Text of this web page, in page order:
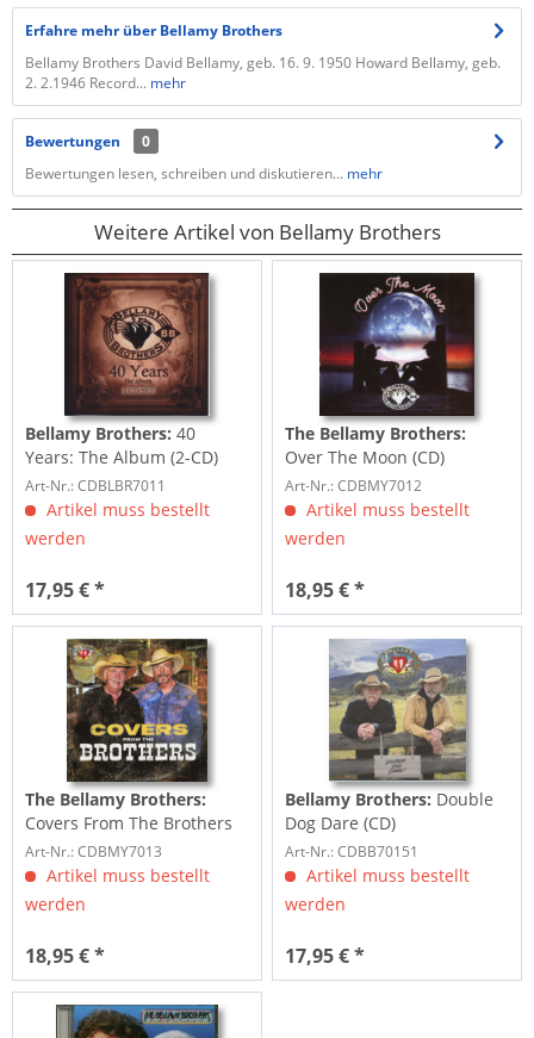
Erfahre mehr über Bellamy Brothers
Bellamy Brothers David Bellamy, geb. 16. 9. 1950 Howard Bellamy, geb.
2. 2.1946 Record... mehr
Bewertungen
0
Bewertungen lesen, schreiben und diskutieren... mehr
Weitere Artikel von Bellamy Brothers
Bellamy Brothers:40
Years: The Album (2-CD)
Art-Nr.: CDBLBR7011
Artikel muss bestellt
werden
17,95 € *
The Bellamy Brothers:
Over The Moon (CD)
Art-Nr.: CDBMY7012
Artikel muss bestellt
werden
18,95 € *
The Bellamy Brothers:
Covers From The Brothers
(CD)
Art-Nr.: CDBMY7013
Artikel muss bestellt
werden
18,95 € *
Bellamy Brothers: Double
Dog Dare (CD)
Art-Nr.: CDBB70151
Artikel muss bestellt
werden
17,95 € *